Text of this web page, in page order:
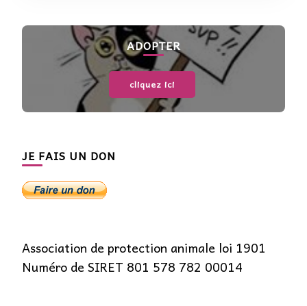
ADOPTER
cliquez ici
JE FAIS UN DON
Association de protection animale loi 1901
Numéro de SIRET 801 578 782 00014